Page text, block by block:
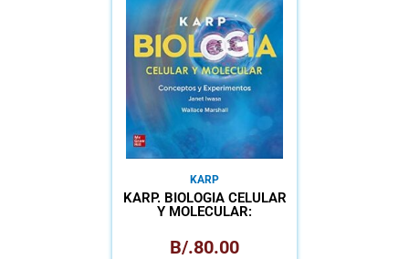
KARP
KARP. BIOLOGÍA CELULAR
Y MOLECULAR:
EXPERIMENTOS
B/.80.00